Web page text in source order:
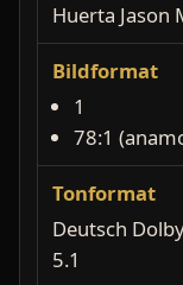
Huerta Jason
Bildformat
1
78:1
Tonformat
Deutsch
5.1